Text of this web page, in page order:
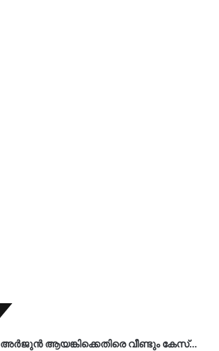
അർജുൻ ആയങ്കിക്കെതിരെ വീണ്ടും കേസ്…